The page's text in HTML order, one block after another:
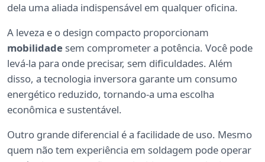
dela uma aliada indispensável em qualquer oficina.
A leveza e o design compacto proporcionam
mobilidade sem comprometer a potência. Você pode
levá-la para onde precisar, sem dificuldades. Além
disso, a tecnologia inversora garante um consumo
energético reduzido, tornando-a uma escolha
econômica e sustentável.
Outro grande diferencial é a facilidade de uso. Mesmo
quem não tem experiência em soldagem pode operar